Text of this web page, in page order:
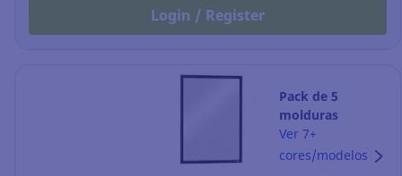
Login / Register
Pack de 5
molduras
magnéticas
Durable
Ver 7+
cores/modelos